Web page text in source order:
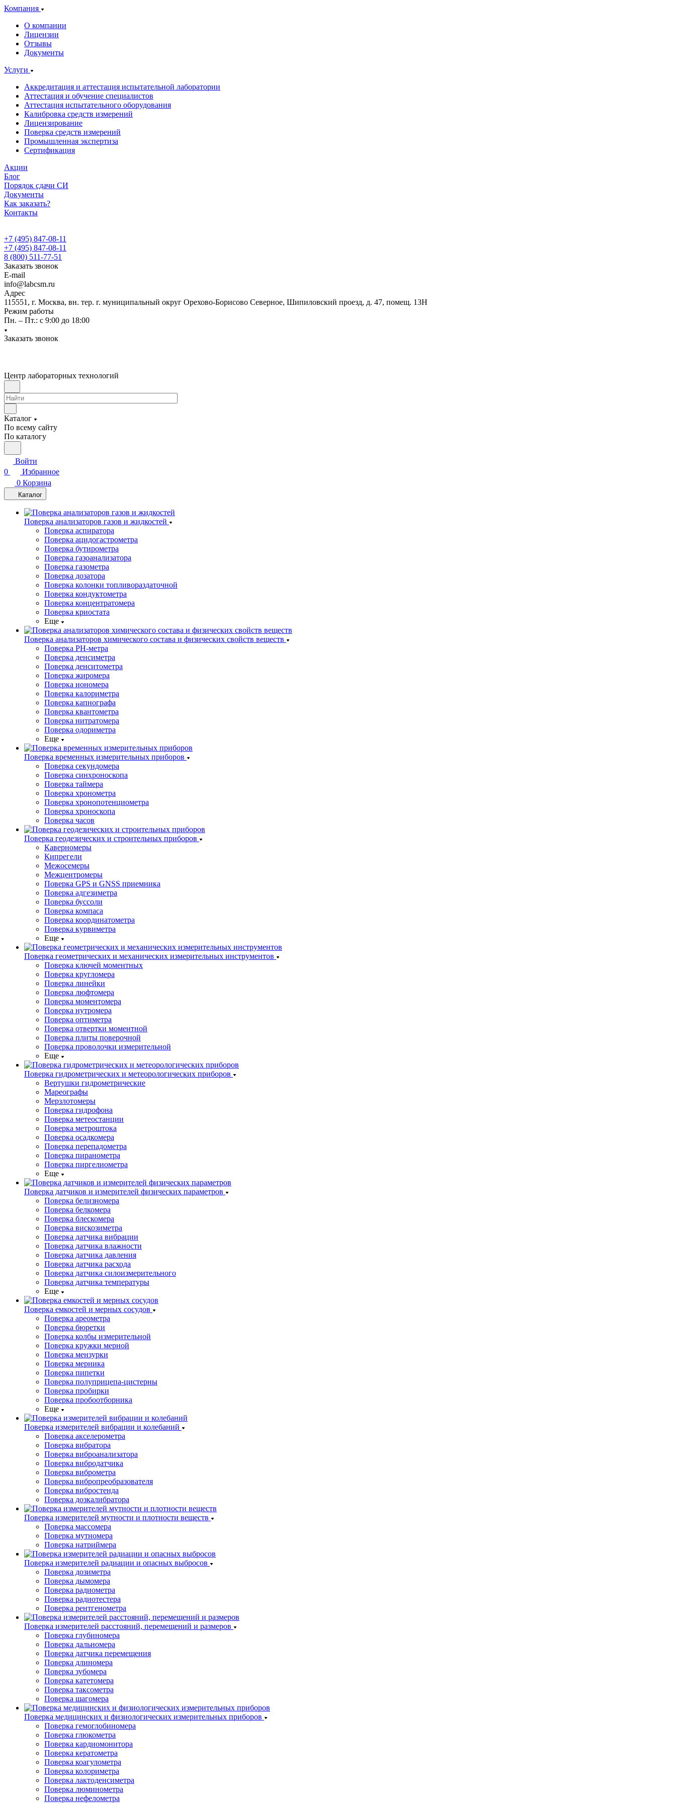
Компания
О компании
Лицензии
Отзывы
Документы
Услуги
Аккредитация и аттестация испытательной лаборатории
Аттестация и обучение специалистов
Аттестация испытательного оборудования
Калибровка средств измерений
Лицензирование
Поверка средств измерений
Промышленная экспертиза
Сертификация
Акции
Блог
Порядок сдачи СИ
Документы
Как заказать?
Контакты
+7 (495) 847-08-11
+7 (495) 847-08-11
8 (800) 511-77-51
Заказать звонок
E-mail
info@labcsm.ru
Адрес
115551, г. Москва, вн. тер. г. муниципальный округ Орехово-Борисово Северное, Шипиловский проезд, д. 47, помещ. 13Н
Режим работы
Пн. – Пт.: с 9:00 до 18:00
Заказать звонок
Центр лабораторных технологий
Каталог
По всему сайту
По каталогу
Войти
0
Избранное
0 Корзина
Каталог
Поверка анализаторов газов и жидкостей
Поверка аспиратора
Поверка ацидогастрометра
Поверка бутирометра
Поверка газоанализатора
Поверка газометра
Поверка дозатора
Поверка колонки топливораздаточной
Поверка кондуктометра
Поверка концентратомера
Поверка криостата
Еще
Поверка анализаторов химического состава и физических свойств веществ
Поверка PH-метра
Поверка денсиметра
Поверка денситометра
Поверка жиромера
Поверка иономера
Поверка калориметра
Поверка капнографа
Поверка квантометра
Поверка нитратомера
Поверка одориметра
Еще
Поверка временных измерительных приборов
Поверка секундомера
Поверка синхроноскопа
Поверка таймера
Поверка хронометра
Поверка хронопотенциометра
Поверка хроноскопа
Поверка часов
Поверка геодезических и строительных приборов
Каверномеры
Кипрегели
Межосемеры
Межцентромеры
Поверка GPS и GNSS приемника
Поверка адгезиметра
Поверка буссоли
Поверка компаса
Поверка координатометра
Поверка курвиметра
Еще
Поверка геометрических и механических измерительных инструментов
Поверка ключей моментных
Поверка кругломера
Поверка линейки
Поверка люфтомера
Поверка моментомера
Поверка нутромера
Поверка оптиметра
Поверка отвертки моментной
Поверка плиты поверочной
Поверка проволочки измерительной
Еще
Поверка гидрометрических и метеорологических приборов
Вертушки гидрометрические
Мареографы
Мерзлотомеры
Поверка гидрофона
Поверка метеостанции
Поверка метроштока
Поверка осадкомера
Поверка перепадометра
Поверка пиранометра
Поверка пиргелиометра
Еще
Поверка датчиков и измерителей физических параметров
Поверка белизномера
Поверка белкомера
Поверка блескомера
Поверка вискозиметра
Поверка датчика вибрации
Поверка датчика влажности
Поверка датчика давления
Поверка датчика расхода
Поверка датчика силоизмерительного
Поверка датчика температуры
Еще
Поверка емкостей и мерных сосудов
Поверка ареометра
Поверка бюретки
Поверка колбы измерительной
Поверка кружки мерной
Поверка мензурки
Поверка мерника
Поверка пипетки
Поверка полуприцепа-цистерны
Поверка пробирки
Поверка пробоотборника
Еще
Поверка измерителей вибрации и колебаний
Поверка акселерометра
Поверка вибратора
Поверка виброанализатора
Поверка вибродатчика
Поверка виброметра
Поверка вибропреобразователя
Поверка вибростенда
Поверка дозкалибратора
Поверка измерителей мутности и плотности веществ
Поверка массомера
Поверка мутномера
Поверка натриймера
Поверка измерителей радиации и опасных выбросов
Поверка дозиметра
Поверка дымомера
Поверка радиометра
Поверка радиотестера
Поверка рентгенометра
Поверка измерителей расстояний, перемещений и размеров
Поверка глубиномера
Поверка дальномера
Поверка датчика перемещения
Поверка длиномера
Поверка зубомера
Поверка катетомера
Поверка таксометра
Поверка шагомера
Поверка медицинских и физиологических измерительных приборов
Поверка гемоглобиномера
Поверка глюкометра
Поверка кардиомонитора
Поверка кератометра
Поверка коагулометра
Поверка колориметра
Поверка лактоденсиметра
Поверка люминометра
Поверка нефелометра